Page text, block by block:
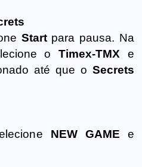
Startpara pausa. Na
o Timex-TMXe
até que o Secrets
NEW GAME e